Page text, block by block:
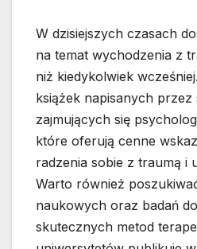
W dzisiejszych czasach
na temat wychodzenia z
niż kiedykolwiek
książek napisanych przez
zajmujących się
które oferują cenne
radzenia sobie z traumą i
Warto również
naukowych oraz badań
skutecznych metod